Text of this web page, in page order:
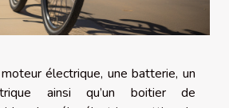
électrique, une batterie, un
ainsi qu’un boitier de